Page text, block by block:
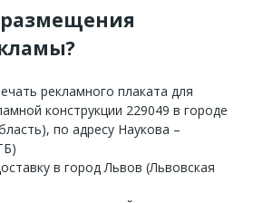
размещения
рекламного плаката для
конструкции 229049 в городе
по адресу Наукова –
в город Львов (Львовская